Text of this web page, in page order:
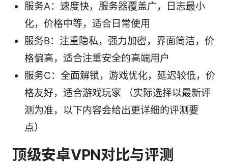
服务A：速度快，服务器覆盖广，日志最小
化，价格中等，适合日常使用
服务B：注重隐私，强力加密，界面简洁，价
格偏高，适合注重安全的高端用户
服务C：全面解锁，游戏优化，延迟较低，价
格友好，适合游戏玩家 （实际选择以最新评
测为准，以下内容会给出更详细的评测要
点）
顶级安卓VPN对比与评测